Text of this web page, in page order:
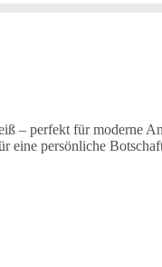
perfekt für moderne
eine persönliche